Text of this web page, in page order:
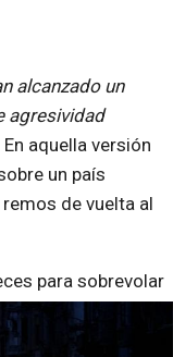
alcanzado un
agresividad
aquella versión
un país
de vuelta al
para sobrevolar